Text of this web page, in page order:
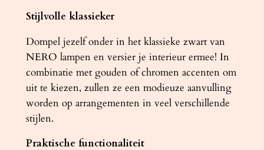
t
/
g
o
u
d
a
n
Stijlvolle klassieker
Dompel jezelf onder in het klassieke zwart van
NERO lampen en versier je interieur ermee! In
combinatie met gouden of chromen accenten om
uit te kiezen, zullen ze een modieuze aanvulling
worden op arrangementen in veel verschillende
stijlen.
Praktische functionaliteit